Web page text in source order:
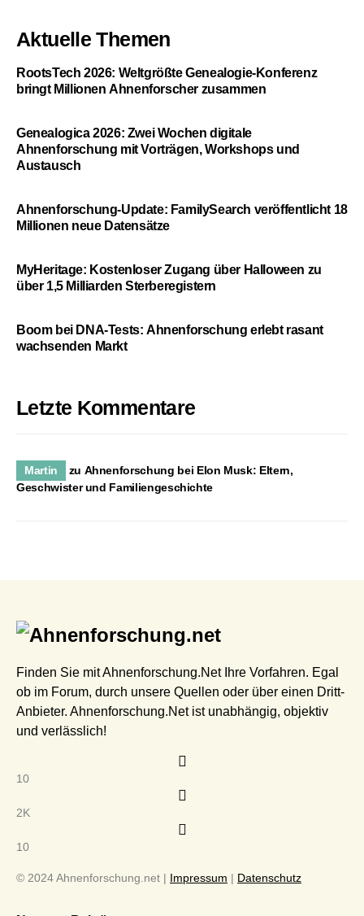
Aktuelle Themen
RootsTech 2026: Weltgrößte Genealogie-Konferenz
bringt Millionen Ahnenforscher zusammen
Genealogica 2026: Zwei Wochen digitale
Ahnenforschung mit Vorträgen, Workshops und
Austausch
Ahnenforschung-Update: FamilySearch veröffentlicht 18
Millionen neue Datensätze
MyHeritage: Kostenloser Zugang über Halloween zu
über 1,5 Milliarden Sterberegistern
Boom bei DNA-Tests: Ahnenforschung erlebt rasant
wachsenden Markt
Letzte Kommentare
Martin zu Ahnenforschung bei Elon Musk: Eltern,
Geschwister und Familiengeschichte
Finden Sie mit Ahnenforschung.Net Ihre Vorfahren. Egal
ob im Forum, durch unsere Quellen oder über einen Dritt-
Anbieter. Ahnenforschung.Net ist unabhängig, objektiv
und verlässlich!
10
2K
10
© 2024 Ahnenforschung.net | Impressum | Datenschutz